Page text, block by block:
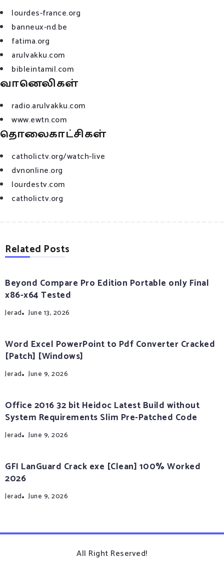
lourdes-france.org
banneux-nd.be
fatima.org
arulvakku.com
bibleintamil.com
வானெலிகள்
radio.arulvakku.com
www.ewtn.com
தொலைகாட்சிகள்
catholictv.org/watch-live
dvnonline.org
lourdestv.com
catholictv.org
Related Posts
Beyond Compare Pro Edition Portable only Final
x86-x64 Tested
Jerad June 13, 2026
Word Excel PowerPoint to Pdf Converter Cracked
[Patch] [Windows]
Jerad June 9, 2026
Office 2016 32 bit Heidoc Latest Build without
System Requirements Slim Pre-Patched Code
Jerad June 9, 2026
GFI LanGuard Crack exe [Clean] 100% Worked
2026
Jerad June 9, 2026
All Right Reserved!